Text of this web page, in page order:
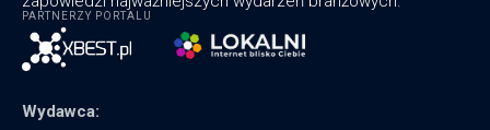
PARTNERZY PORTALU
Wydawca: